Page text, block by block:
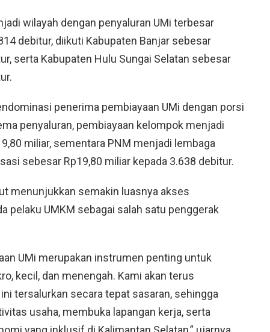
wilayah dengan penyaluran UMi terbesar
debitur, diikuti Kabupaten Banjar sebesar
serta Kabupaten Hulu Sungai Selatan sebesar
penerima pembiayaan UMi dengan porsi
penyaluran, pembiayaan kelompok menjadi
miliar, sementara PNM menjadi lembaga
sebesar Rp19,80 miliar kepada 3.638 debitur.
menunjukkan semakin luasnya akses
pelaku UMKM sebagai salah satu penggerak
UMi merupakan instrumen penting untuk
kecil, dan menengah. Kami akan terus
tersalurkan secara tepat sasaran, sehingga
usaha, membuka lapangan kerja, serta